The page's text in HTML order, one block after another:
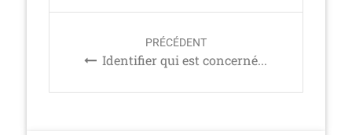
t
i
PRÉCÉDENT
Identifier qui est concerné...